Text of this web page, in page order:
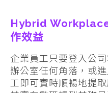
Hybrid
作效益
企業員工只要登入公
辦公室任何角落，或
工即可實時順暢地提